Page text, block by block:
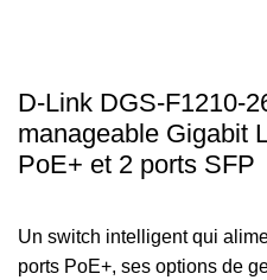
D-Link DGS-F1210-
manageable Gigabit
PoE+ et 2 ports SFP
Un switch intelligent qui
ports PoE+, ses options de